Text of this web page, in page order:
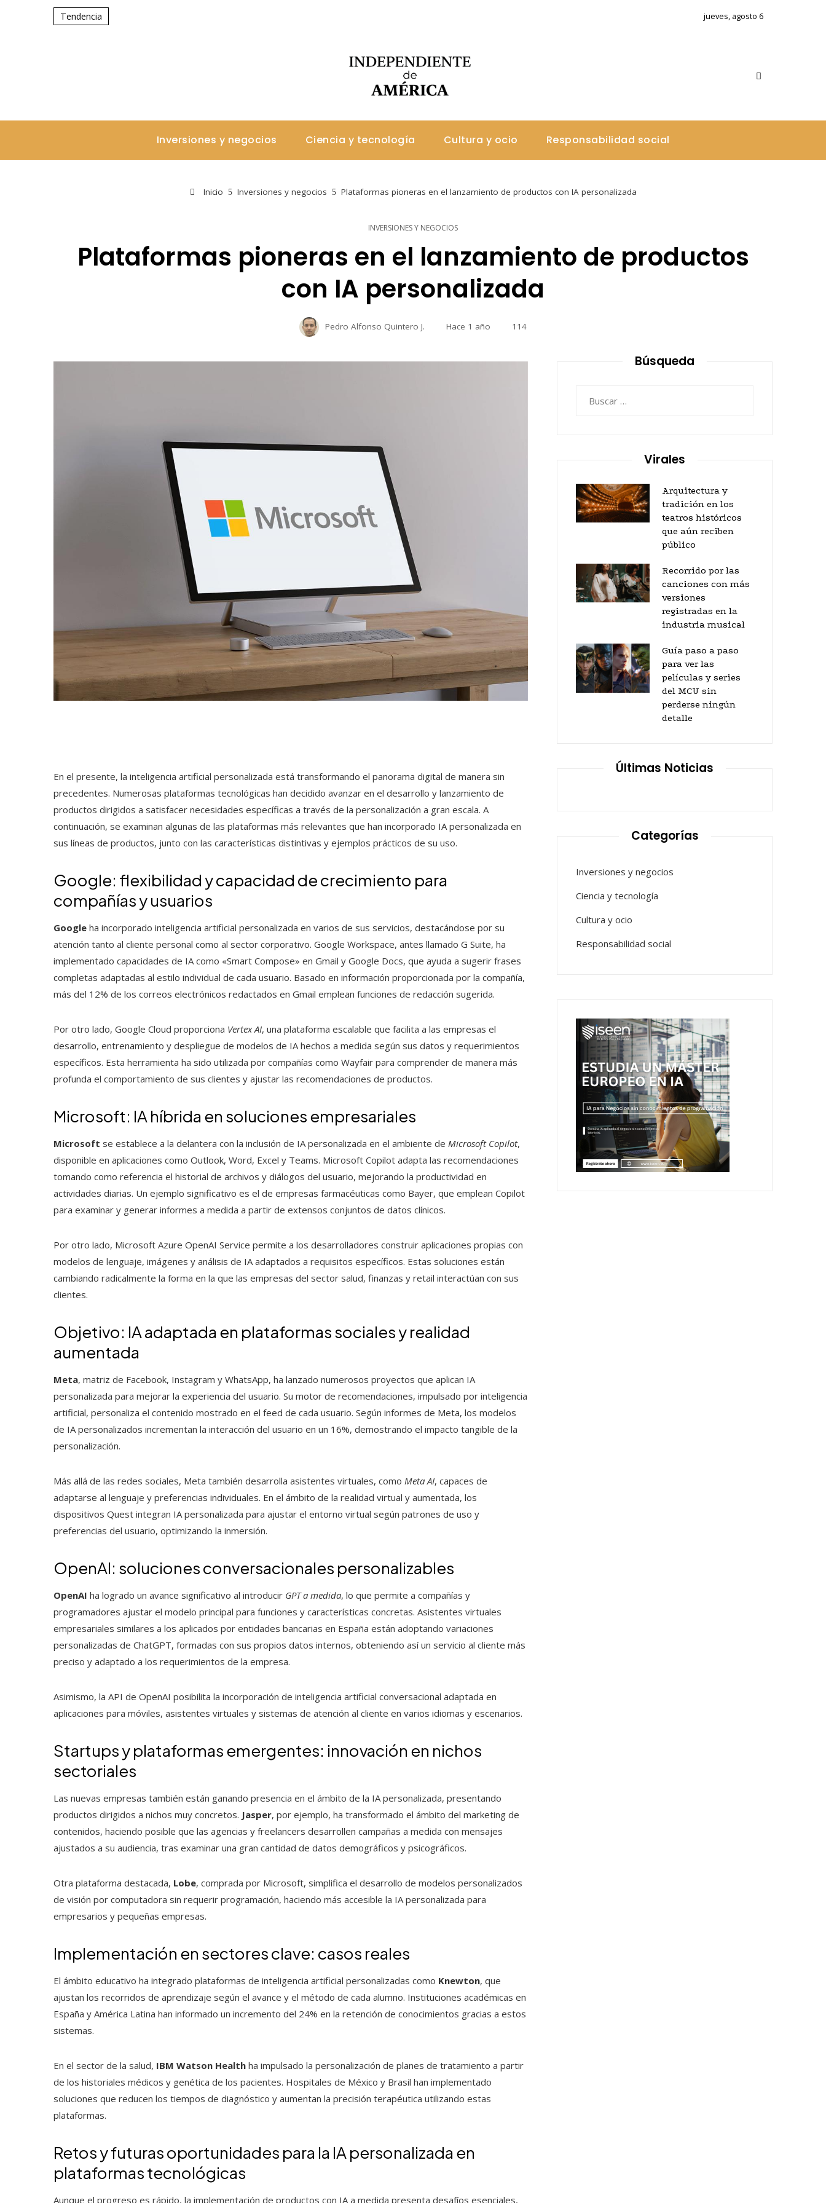
Tendencia jueves, agosto 6
Inversiones y negocios Ciencia y tecnología Cultura y ocio Responsabilidad social
Inicio Inversiones y negocios Plataformas pioneras en el lanzamiento de productos con IA personalizada
INVERSIONES Y NEGOCIOS
Plataformas pioneras en el lanzamiento de productos
con IA personalizada
Pedro Alfonso Quintero J. Hace 1 año 114
En el presente, la inteligencia artificial personalizada está transformando el panorama digital de manera sin
precedentes. Numerosas plataformas tecnológicas han decidido avanzar en el desarrollo y lanzamiento de
productos dirigidos a satisfacer necesidades específicas a través de la personalización a gran escala. A
continuación, se examinan algunas de las plataformas más relevantes que han incorporado IA personalizada en
sus líneas de productos, junto con las características distintivas y ejemplos prácticos de su uso.
Google: flexibilidad y capacidad de crecimiento para
compañías y usuarios
Google ha incorporado inteligencia artificial personalizada en varios de sus servicios, destacándose por su
atención tanto al cliente personal como al sector corporativo. Google Workspace, antes llamado G Suite, ha
implementado capacidades de IA como «Smart Compose» en Gmail y Google Docs, que ayuda a sugerir frases
completas adaptadas al estilo individual de cada usuario. Basado en información proporcionada por la compañía,
más del 12% de los correos electrónicos redactados en Gmail emplean funciones de redacción sugerida.
Por otro lado, Google Cloud proporciona Vertex AI, una plataforma escalable que facilita a las empresas el
desarrollo, entrenamiento y despliegue de modelos de IA hechos a medida según sus datos y requerimientos
específicos. Esta herramienta ha sido utilizada por compañías como Wayfair para comprender de manera más
profunda el comportamiento de sus clientes y ajustar las recomendaciones de productos.
Microsoft: IA híbrida en soluciones empresariales
Microsoft se establece a la delantera con la inclusión de IA personalizada en el ambiente de Microsoft Copilot,
disponible en aplicaciones como Outlook, Word, Excel y Teams. Microsoft Copilot adapta las recomendaciones
tomando como referencia el historial de archivos y diálogos del usuario, mejorando la productividad en
actividades diarias. Un ejemplo significativo es el de empresas farmacéuticas como Bayer, que emplean Copilot
para examinar y generar informes a medida a partir de extensos conjuntos de datos clínicos.
Por otro lado, Microsoft Azure OpenAI Service permite a los desarrolladores construir aplicaciones propias con
modelos de lenguaje, imágenes y análisis de IA adaptados a requisitos específicos. Estas soluciones están
cambiando radicalmente la forma en la que las empresas del sector salud, finanzas y retail interactúan con sus
clientes.
Objetivo: IA adaptada en plataformas sociales y realidad
aumentada
Meta, matriz de Facebook, Instagram y WhatsApp, ha lanzado numerosos proyectos que aplican IA
personalizada para mejorar la experiencia del usuario. Su motor de recomendaciones, impulsado por inteligencia
artificial, personaliza el contenido mostrado en el feed de cada usuario. Según informes de Meta, los modelos
de IA personalizados incrementan la interacción del usuario en un 16%, demostrando el impacto tangible de la
personalización.
Más allá de las redes sociales, Meta también desarrolla asistentes virtuales, como Meta AI, capaces de
adaptarse al lenguaje y preferencias individuales. En el ámbito de la realidad virtual y aumentada, los
dispositivos Quest integran IA personalizada para ajustar el entorno virtual según patrones de uso y
preferencias del usuario, optimizando la inmersión.
OpenAI: soluciones conversacionales personalizables
OpenAI ha logrado un avance significativo al introducir GPT a medida, lo que permite a compañías y
programadores ajustar el modelo principal para funciones y características concretas. Asistentes virtuales
empresariales similares a los aplicados por entidades bancarias en España están adoptando variaciones
personalizadas de ChatGPT, formadas con sus propios datos internos, obteniendo así un servicio al cliente más
preciso y adaptado a los requerimientos de la empresa.
Asimismo, la API de OpenAI posibilita la incorporación de inteligencia artificial conversacional adaptada en
aplicaciones para móviles, asistentes virtuales y sistemas de atención al cliente en varios idiomas y escenarios.
Startups y plataformas emergentes: innovación en nichos
sectoriales
Las nuevas empresas también están ganando presencia en el ámbito de la IA personalizada, presentando
productos dirigidos a nichos muy concretos. Jasper, por ejemplo, ha transformado el ámbito del marketing de
contenidos, haciendo posible que las agencias y freelancers desarrollen campañas a medida con mensajes
ajustados a su audiencia, tras examinar una gran cantidad de datos demográficos y psicográficos.
Otra plataforma destacada, Lobe, comprada por Microsoft, simplifica el desarrollo de modelos personalizados
de visión por computadora sin requerir programación, haciendo más accesible la IA personalizada para
empresarios y pequeñas empresas.
Implementación en sectores clave: casos reales
El ámbito educativo ha integrado plataformas de inteligencia artificial personalizadas como Knewton, que
ajustan los recorridos de aprendizaje según el avance y el método de cada alumno. Instituciones académicas en
España y América Latina han informado un incremento del 24% en la retención de conocimientos gracias a estos
sistemas.
En el sector de la salud, IBM Watson Health ha impulsado la personalización de planes de tratamiento a partir
de los historiales médicos y genética de los pacientes. Hospitales de México y Brasil han implementado
soluciones que reducen los tiempos de diagnóstico y aumentan la precisión terapéutica utilizando estas
plataformas.
Retos y futuras oportunidades para la IA personalizada en
plataformas tecnológicas
Aunque el progreso es rápido, la implementación de productos con IA a medida presenta desafíos esenciales,
Búsqueda
Virales
Arquitectura y
tradición en los
teatros históricos
que aún reciben
público
Recorrido por las
canciones con más
versiones
registradas en la
industria musical
Guía paso a paso
para ver las
películas y series
del MCU sin
perderse ningún
detalle
Últimas Noticias
Categorías
Inversiones y negocios
Ciencia y tecnología
Cultura y ocio
Responsabilidad social